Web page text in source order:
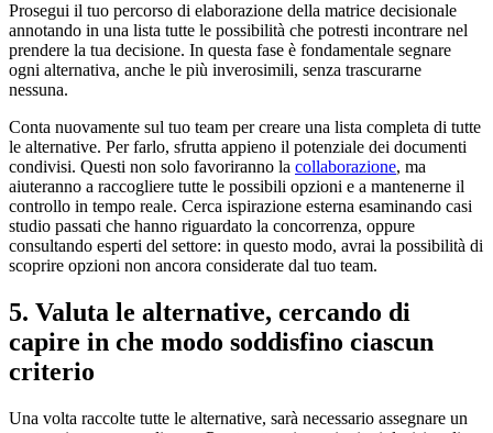
Prosegui il tuo percorso di elaborazione della matrice decisionale
annotando in una lista tutte le possibilità che potresti incontrare nel
prendere la tua decisione. In questa fase è fondamentale segnare
ogni alternativa, anche le più inverosimili, senza trascurarne
nessuna.
Conta nuovamente sul tuo team per creare una lista completa di tutte
le alternative. Per farlo, sfrutta appieno il potenziale dei documenti
condivisi. Questi non solo favoriranno la collaborazione, ma
aiuteranno a raccogliere tutte le possibili opzioni e a mantenerne il
controllo in tempo reale. Cerca ispirazione esterna esaminando casi
studio passati che hanno riguardato la concorrenza, oppure
consultando esperti del settore: in questo modo, avrai la possibilità di
scoprire opzioni non ancora considerate dal tuo team.
5. Valuta le alternative, cercando di
capire in che modo soddisfino ciascun
criterio
Una volta raccolte tutte le alternative, sarà necessario assegnare un